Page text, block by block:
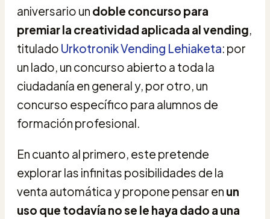
aniversario un doble concurso para
premiar la creatividad aplicada al vending,
titulado Urkotronik Vending Lehiaketa: por
un lado, un concurso abierto a toda la
ciudadanía en general y, por otro, un
concurso específico para alumnos de
formación profesional.
En cuanto al primero, este pretende
explorar las infinitas posibilidades de la
venta automática y propone pensar en un
uso que todavía no se le haya dado a una